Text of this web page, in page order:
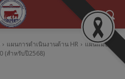
แผนการดำเนินงานด้าน HR
แผนแม่บท
(สำหรับปี2568)